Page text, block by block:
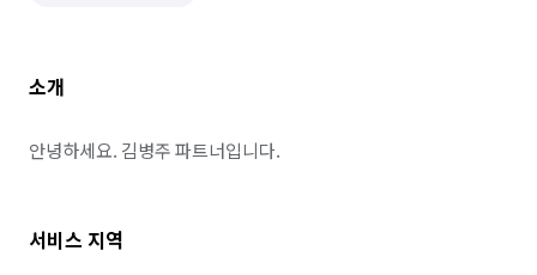
소개
안녕하세요. 김병주 파트너입니다.
서비스 지역